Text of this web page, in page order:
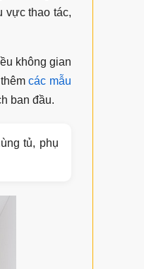
vực thao tác,
không gian
thêmcác mẫu
ban đầu.
tủ, phụ